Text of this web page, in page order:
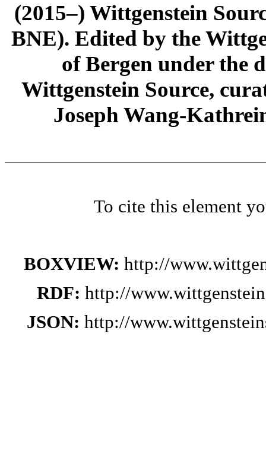
(2015–) Wittgenstein
BNE). Edited by the
of Bergen under the
Wittgenstein Source,
Joseph Wang-
To cite this element
BOXVIEW: http://
RDF: http://
JSON: http://